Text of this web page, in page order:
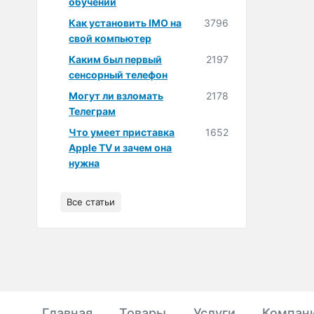
Как установить IMO на
свой компьютер
3796
Каким был первый
сенсорный телефон
2197
Могут ли взломать
Телеграм
2178
Что умеет приставка
Apple TV и зачем она
нужна
1652
Все статьи